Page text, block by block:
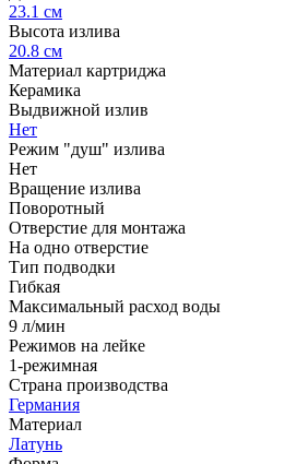
23.1 см
Высота излива
20.8 см
Материал картриджа
Керамика
Выдвижной излив
Нет
Режим "душ" излива
Нет
Вращение излива
Поворотный
Отверстие для монтажа
На одно отверстие
Тип подводки
Гибкая
Максимальный расход воды
9 л/мин
Режимов на лейке
1-режимная
Страна производства
Германия
Материал
Латунь